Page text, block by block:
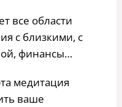
все области
с близкими, с
финансы…
медитация
ваше